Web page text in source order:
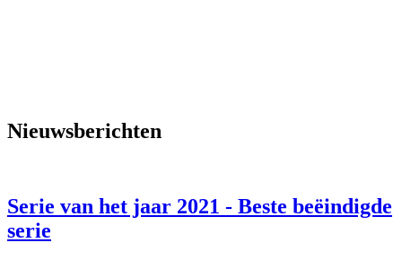
Nieuwsberichten
Serie van het jaar 2021 - Beste beëindigde
serie